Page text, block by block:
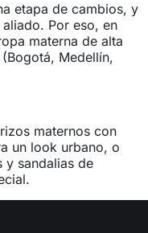
etapa de cambios, y
Por eso, en
materna de alta
Medellín,
maternos con
un look urbano, o
y sandalias de